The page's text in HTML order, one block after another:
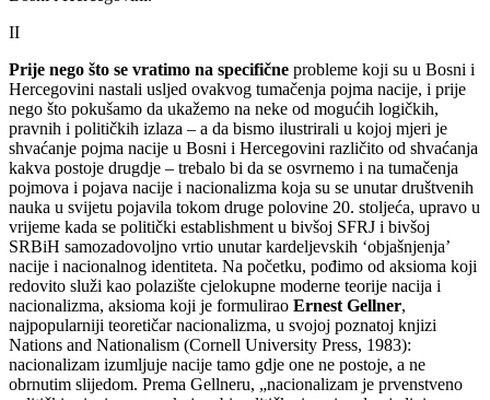
II
Prije nego što se vratimo na specifične probleme koji su u Bosni i
Hercegovini nastali usljed ovakvog tumačenja pojma nacije, i prije
nego što pokušamo da ukažemo na neke od mogućih logičkih,
pravnih i političkih izlaza – a da bismo ilustrirali u kojoj mjeri je
shvaćanje pojma nacije u Bosni i Hercegovini različito od shvaćanja
kakva postoje drugdje – trebalo bi da se osvrnemo i na tumačenja
pojmova i pojava nacije i nacionalizma koja su se unutar društvenih
nauka u svijetu pojavila tokom druge polovine 20. stoljeća, upravo u
vrijeme kada se politički establishment u bivšoj SFRJ i bivšoj
SRBiH samozadovoljno vrtio unutar kardeljevskih ‘objašnjenja’
nacije i nacionalnog identiteta. Na početku, pođimo od aksioma koji
redovito služi kao polazište cjelokupne moderne teorije nacija i
nacionalizma, aksioma koji je formulirao Ernest Gellner,
najpopularniji teoretičar nacionalizma, u svojoj poznatoj knjizi
Nations and Nationalism (Cornell University Press, 1983):
nacionalizam izumljuje nacije tamo gdje one ne postoje, a ne
obrnutim slijedom. Prema Gellneru, „nacionalizam je prvenstveno